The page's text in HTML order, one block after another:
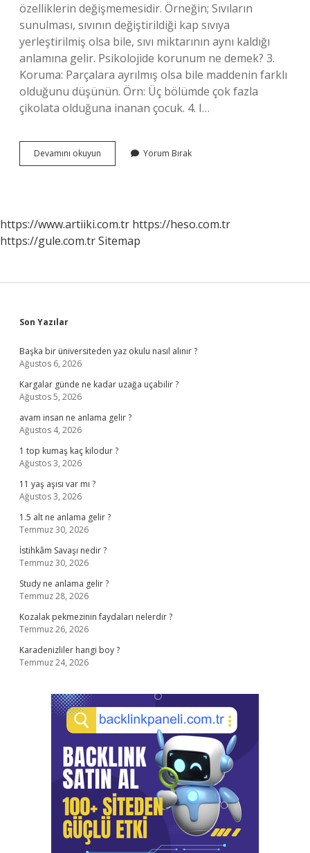
özelliklerin değişmemesidir. Örneğin; Sıvıların
sunulması, sıvının değiştirildiği kap sıvıya
yerleştirilmiş olsa bile, sıvı miktarının aynı kaldığı
anlamına gelir. Psikolojide korunum ne demek? 3.
Koruma: Parçalara ayrılmış olsa bile maddenin farklı
olduğunu düşünün. Örn: Üç bölümde çok fazla
çikolata olduğuna inanan çocuk. 4. I…
Devamını okuyun Psikolojide
Korunum
Yorum Bırak
https://www.artiiki.com.tr https://heso.com.tr
https://gule.com.trSitemap
Sidebar
Son Yazılar
Başka bir üniversiteden yaz okulu nasıl alınır ?
Ağustos 6, 2026
Kargalar günde ne kadar uzağa uçabilir ?
Ağustos 5, 2026
avam insan ne anlama gelir ?
Ağustos 4, 2026
1 top kumaş kaç kilodur ?
Ağustos 3, 2026
11 yaş aşısı var mı ?
Ağustos 3, 2026
1.5 alt ne anlama gelir ?
Temmuz 30, 2026
İstihkâm Savaşı nedir ?
Temmuz 30, 2026
Study ne anlama gelir ?
Temmuz 28, 2026
Kozalak pekmezinin faydaları nelerdir ?
Temmuz 26, 2026
Karadenizliler hangi boy ?
Temmuz 24, 2026